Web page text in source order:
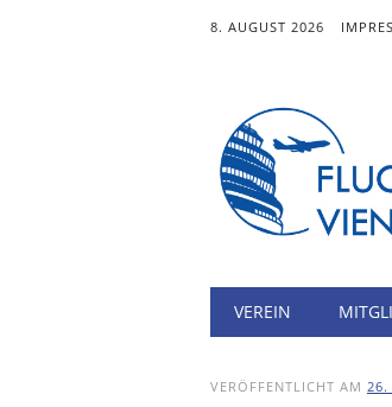
8. AUGUST 2026
Inhalt
VEREIN
VERÖFFENTLICHT AM 26.